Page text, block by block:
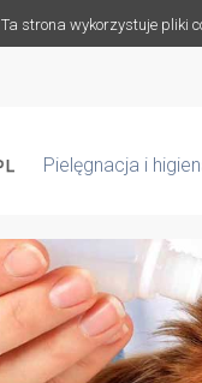
Ta strona wykorzystuje pliki
Pielęgnacja i